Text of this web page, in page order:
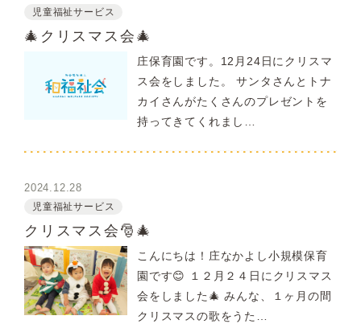
児童福祉サービス
🎄クリスマス会🎄
庄保育園です。12月24日にクリスマ
ス会をしました。 サンタさんとトナ
カイさんがたくさんのプレゼントを
持ってきてくれまし…
2024.12.28
児童福祉サービス
クリスマス会🎅🎄
こんにちは！庄なかよし小規模保育
園です😊 １２月２４日にクリスマス
会をしました🎄 みんな、１ヶ月の間
クリスマスの歌をうた…